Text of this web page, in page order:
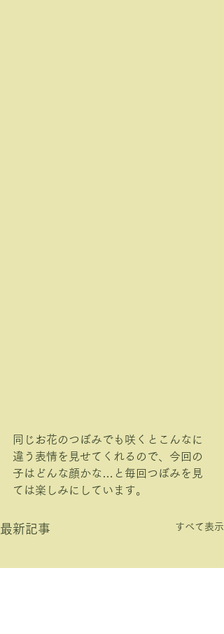
同じお花のつぼみでも咲くとこんなに
違う表情を見せてくれるので、今回の
子はどんな顔かな…と毎回つぼみを見
ては楽しみにしています。
最新記事 すべて表示